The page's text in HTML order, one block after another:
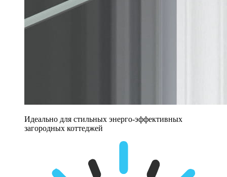
Идеально для стильных энерго-эффективных
загородных коттеджей